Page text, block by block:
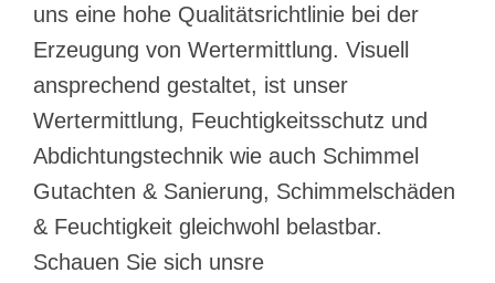
uns eine hohe Qualitätsrichtlinie bei der
Erzeugung von Wertermittlung. Visuell
ansprechend gestaltet, ist unser
Wertermittlung, Feuchtigkeitsschutz und
Abdichtungstechnik wie auch Schimmel
Gutachten & Sanierung, Schimmelschäden
& Feuchtigkeit gleichwohl belastbar.
Schauen Sie sich unsre